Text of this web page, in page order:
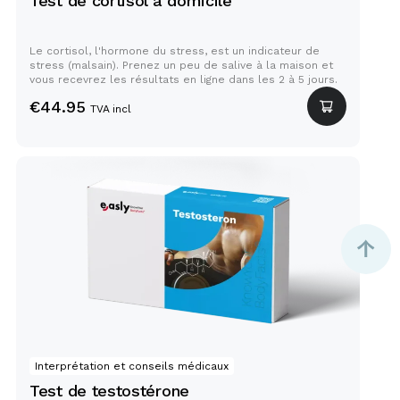
Le cortisol, l'hormone du stress, est un indicateur de
stress (malsain). Prenez un peu de salive à la maison et
vous recevrez les résultats en ligne dans les 2 à 5 jours.
€44.95 TVA incl
Test de testostérone
Interprétation et conseils médicaux
Test de testostérone